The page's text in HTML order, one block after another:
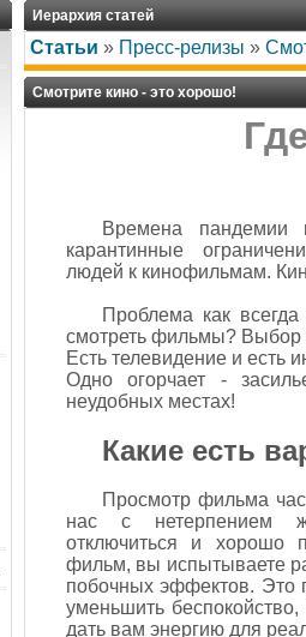
Иерархия статей
Статьи » Пресс-релизы »
Смотрите кино - это хорошо!
Времена пандемии
карантинные
людей к кинофильмам.
Проблема как
смотреть фильмы? Выбор
Есть телевидение и есть
Одно огорчает -
неудобных местах!
Какие есть
Просмотр фильма
нас с нетерпением
отключиться и хорошо
фильм, вы испытываете
побочных эффектов. Это
уменьшить
дать вам энергию для